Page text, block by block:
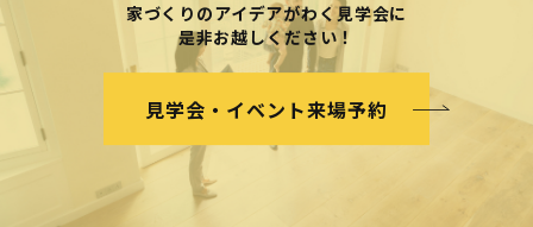
家づくりのアイデアがわく見学会に
是非お越しください！
見学会・イベント来場予約